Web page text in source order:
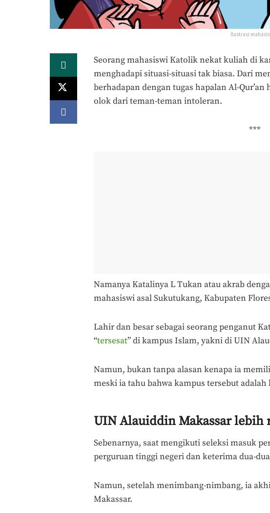
Ilustrasi
Seorang mahasiswi Katolik nekat kuliah di
menghadapi situasi-situasi tak biasa. Dari
berhadapan dengan tugas hapalan Al-
olok dari teman-teman intoleran.
***
Namanya Katalinya L Tukan atau akrab
mahasiswi asal Sukutukang, Kabupaten
Lahir dan besar sebagai seorang penganut
“tersesat” di kampus Islam, yakni di UIN
Namun, bukan tanpa alasan kenapa ia
meski ia tahu bahwa kampus tersebut
UIN Alauiddin Makassar lebih
Sebenarnya, saat mengikuti seleksi masuk
perguruan tinggi negeri dan keterima dua-
Namun, setelah menimbang-nimbang, ia
Makassar.